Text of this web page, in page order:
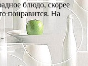
блюдо, скорее
понравится. На